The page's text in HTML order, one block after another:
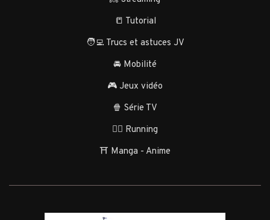
📒 Tutorial
🧑‍💻 Trucs et astuces JV
🚘 Mobilité
🎮 Jeux vidéo
🍿 Série TV
🏃‍♂️ Running
⛩️ Manga - Anime